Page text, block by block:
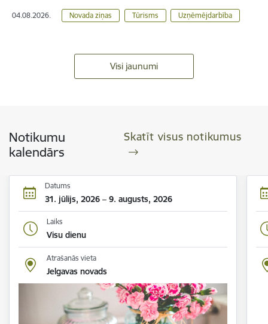
04.08.2026. Novada ziņas Tūrisms Uzņēmējdarbība
Visi jaunumi
Notikumu
kalendārs
Skatīt visus notikumus
Datums
31. jūlijs, 2026 – 9. augusts, 2026
Laiks
Visu dienu
Atrašanās vieta
Jelgavas novads